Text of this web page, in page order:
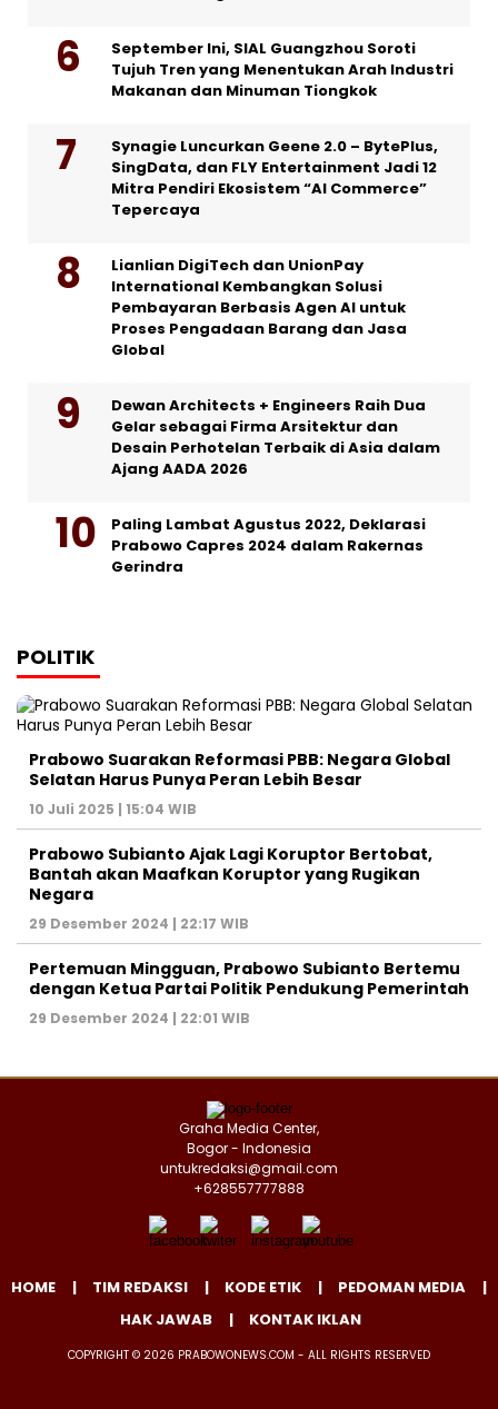
September Ini, SIAL Guangzhou Soroti
Tujuh Tren yang Menentukan Arah Industri
Makanan dan Minuman Tiongkok
Synagie Luncurkan Geene 2.0 – BytePlus,
SingData, dan FLY Entertainment Jadi 12
Mitra Pendiri Ekosistem “AI Commerce”
Tepercaya
Lianlian DigiTech dan UnionPay
International Kembangkan Solusi
Pembayaran Berbasis Agen AI untuk
Proses Pengadaan Barang dan Jasa
Global
Dewan Architects + Engineers Raih Dua
Gelar sebagai Firma Arsitektur dan
Desain Perhotelan Terbaik di Asia dalam
Ajang AADA 2026
Paling Lambat Agustus 2022, Deklarasi
Prabowo Capres 2024 dalam Rakernas
Gerindra
POLITIK
Prabowo Suarakan Reformasi PBB: Negara Global
Selatan Harus Punya Peran Lebih Besar
10 Juli 2025 | 15:04 WIB
Prabowo Subianto Ajak Lagi Koruptor Bertobat,
Bantah akan Maafkan Koruptor yang Rugikan
Negara
29 Desember 2024 | 22:17 WIB
Pertemuan Mingguan, Prabowo Subianto Bertemu
dengan Ketua Partai Politik Pendukung Pemerintah
29 Desember 2024 | 22:01 WIB
Graha Media Center,
Bogor - Indonesia
untukredaksi@gmail.com
+628557777888
HOME TIM REDAKSI KODE ETIK
PEDOMAN MEDIA
HAK JAWAB
KONTAK IKLAN
COPYRIGHT © 2026 PRABOWONEWS.COM - ALL RIGHTS RESERVED